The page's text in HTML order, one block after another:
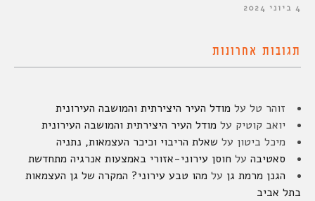
4 ביוני 2024
תגובות אחרונות
זוהר טל על מודל העיר היצירתית והמושבה העירונית
יואב קוטיק על מודל העיר היצירתית והמושבה העירונית
מיכל ביטון על שאלת הריבוי וכיכר העצמאות, נתניה
סאטיבה על חוסן עירוני-אזורי באמצעות אנרגיה מתחדשת
הגנן מרמת גן על מהו טבע עירוני? המקרה של גן העצמאות
בתל אביב